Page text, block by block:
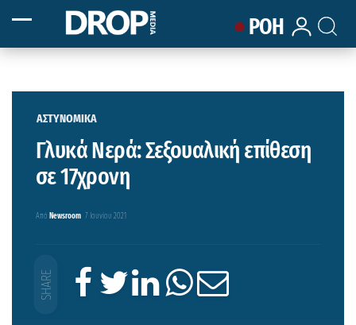
ΡΟΗ
ΑΣΤΥΝΟΜΙΚΑ
Γλυκά Νερά: Σεξουαλική επίθεση
σε 17χρονη
Από Newsroom 7 Ιουνίου 2021